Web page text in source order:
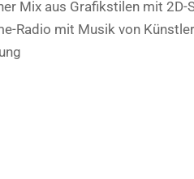
Mix aus Grafikstilen mit 2D-
Radio mit Musik von